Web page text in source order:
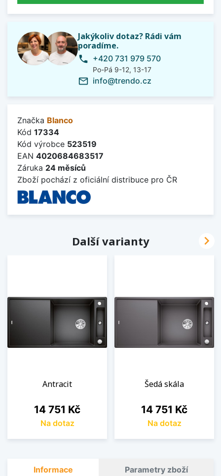
Jakýkoliv dotaz? Rádi vám
poradíme.
phone +420 731 979 570
Po-Pá 9-12, 13-17
mail_outline info@trendo.cz
Značka Blanco
Kód 17334
Kód výrobce 523519
EAN 4020684683517
Záruka 24 měsíců
Zboží pochází z oficiální distribuce pro ČR
Další varianty
Antracit
Cena
14 751 Kč
Na dotaz
Šedá skála
Cena
14 751 Kč
Na dotaz

Informace Parametry zboží